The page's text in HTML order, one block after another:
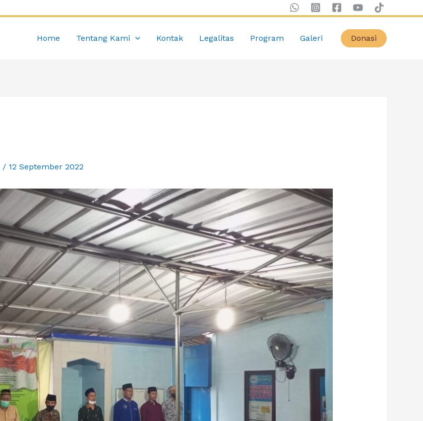
Home Tentang Kami Kontak Legalitas Program Galeri Donasi
/ 12 September 2022